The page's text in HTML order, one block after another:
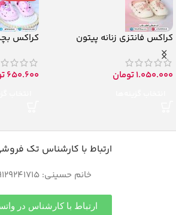
کراکس فانتزی زنانه پیتون
1.050.000تومان
کراکس
650.600
ارتباط با کارشناس تک
خانم حسینی: 09129241715
ارتباط با کارشناس در